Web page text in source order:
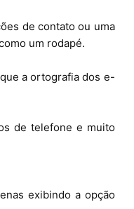
de contato ou uma
um rodapé.
a ortografia dos e-
de telefone e muito
exibindo a opção